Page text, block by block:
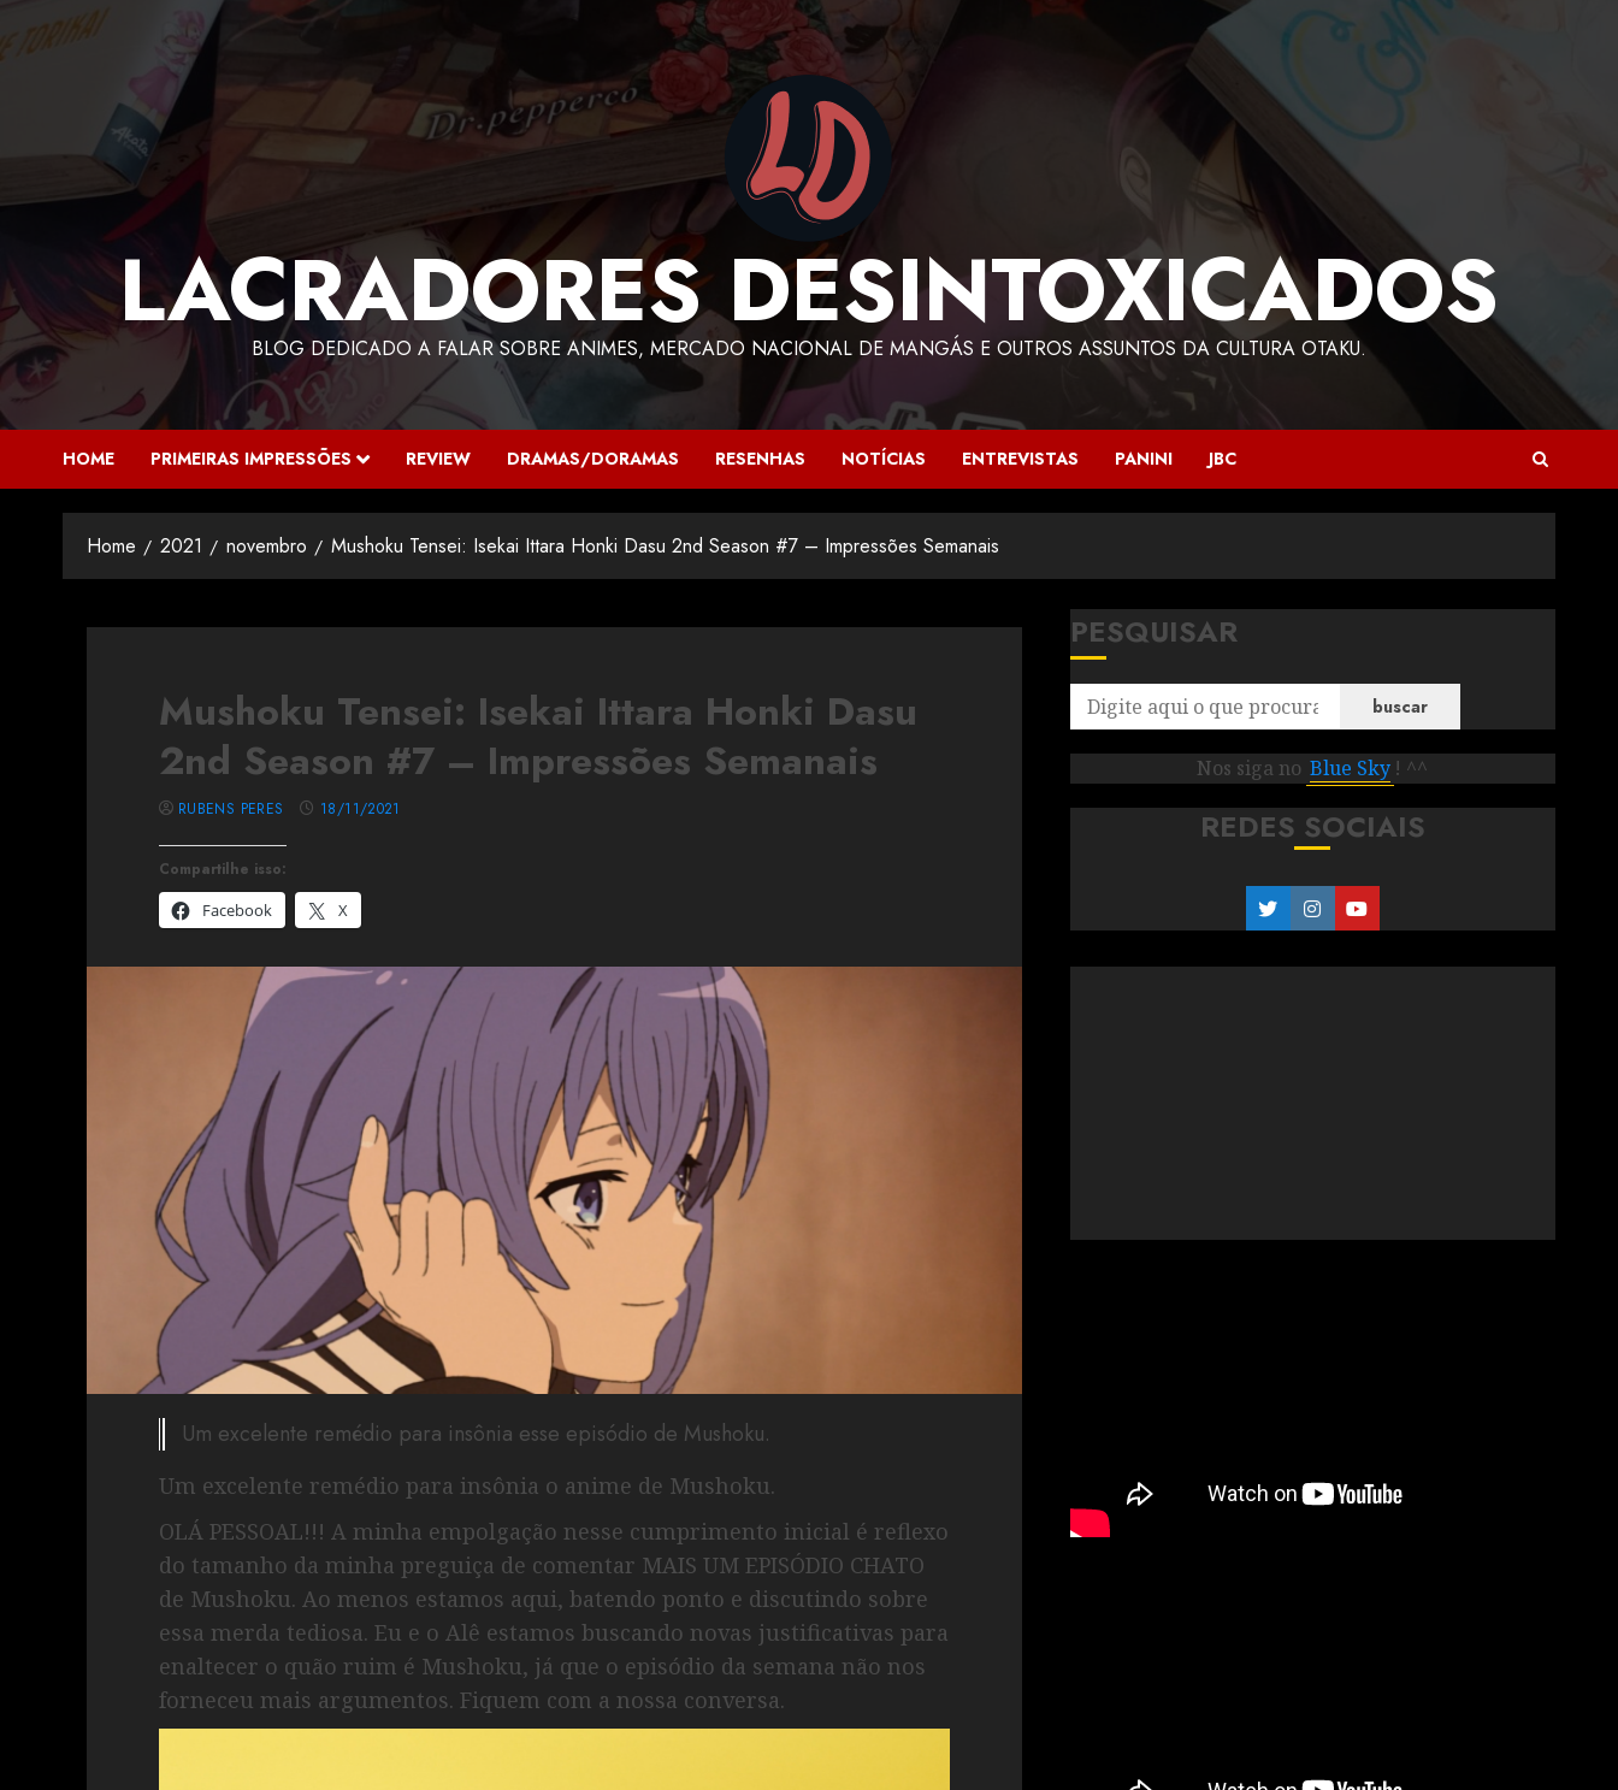
LACRADORES DESINTOXICADOS
BLOG DEDICADO A FALAR SOBRE ANIMES, MERCADO NACIONAL DE MANGÁS E OUTROS ASSUNTOS DA CULTURA OTAKU.
HOME PRIMEIRAS IMPRESSÕES REVIEW DRAMAS/DORAMAS RESENHAS NOTÍCIAS ENTREVISTAS PANINI JBC
Home 2021 novembro Mushoku Tensei: Isekai Ittara Honki Dasu 2nd Season #7 – Impressões Semanais
Mushoku Tensei: Isekai Ittara Honki Dasu
2nd Season #7 – Impressões Semanais
Compartilhe isso:
Facebook
X
RUBENS PERES 18/11/2021
Um excelente remédio para insônia esse episódio de Mushoku.
Um excelente remédio para insônia o anime de Mushoku.
OLÁ PESSOAL!!! A minha empolgação nesse cumprimento inicial é reflexo
do tamanho da minha preguiça de comentar MAIS UM EPISÓDIO CHATO
de Mushoku. Ao menos estamos aqui, batendo ponto e discutindo sobre
essa merda tediosa. Eu e o Alê estamos buscando novas justificativas para
enaltecer o quão ruim é Mushoku, já que o episódio da semana não nos
forneceu mais argumentos. Fiquem com a nossa conversa.
PESQUISAR
buscar
Nos siga no Blue Sky ! ^^
REDES SOCIAIS